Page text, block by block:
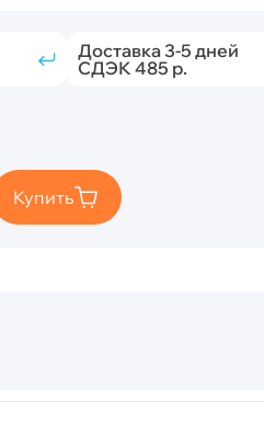
Доставка 3-5 дней
СДЭК 485 р.
Купить